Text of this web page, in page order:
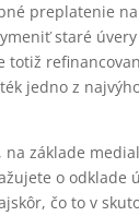
preplatenie
staré úvery
totiž
jedno z
na základe
o odklade
čo to v